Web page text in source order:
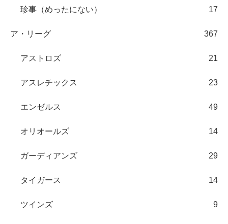
珍事（めったにない） 17
ア・リーグ 367
アストロズ 21
アスレチックス 23
エンゼルス 49
オリオールズ 14
ガーディアンズ 29
タイガース 14
ツインズ 9